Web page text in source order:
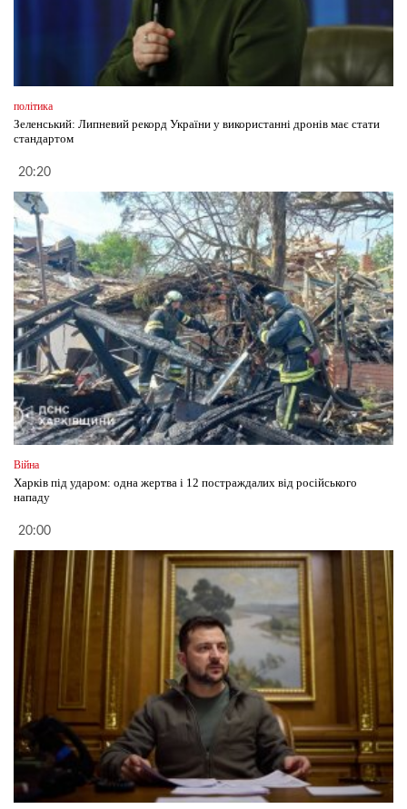
політика
Зеленський: Липневий рекорд України у використанні дронів має стати
стандартом
20:20
Війна
Харків під ударом: одна жертва і 12 постраждалих від російського
нападу
20:00